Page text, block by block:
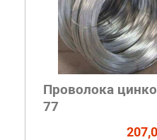
Проволока
77